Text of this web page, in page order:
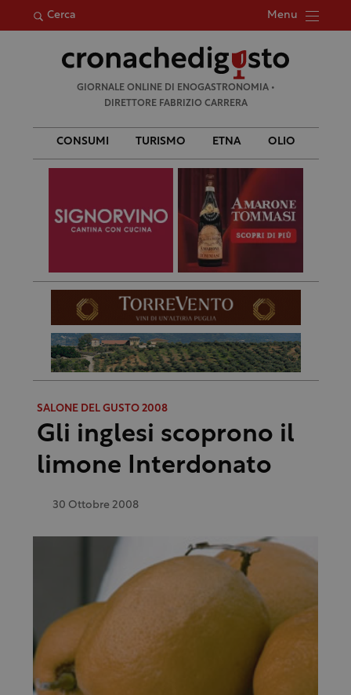
Cerca Menu
per:
GIORNALE ONLINE DI ENOGASTRONOMIA •
DIRETTORE FABRIZIO CARRERA
CONSUMI TURISMO ETNA OLIO
SALONE DEL GUSTO 2008
Gli inglesi scoprono il
limone Interdonato
30 Ottobre 2008